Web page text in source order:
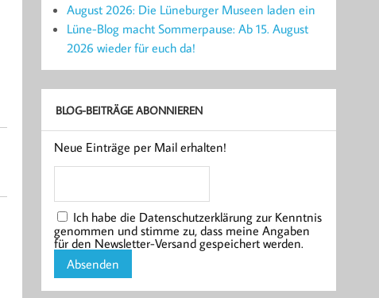
August 2026: Die Lüneburger Museen laden ein
Lüne-Blog macht Sommerpause: Ab 15. August
2026 wieder für euch da!
BLOG-BEITRÄGE ABONNIEREN
Neue Einträge per Mail erhalten!
Ich habe die Datenschutzerklärung zur Kenntnis
genommen und stimme zu, dass meine Angaben
für den Newsletter-Versand gespeichert werden.